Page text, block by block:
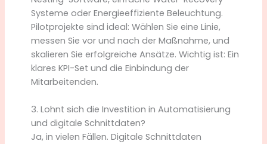
Systeme oder Energieeffiziente Beleuchtung.
Pilotprojekte sind ideal: Wählen Sie eine Linie,
messen Sie vor und nach der Maßnahme, und
skalieren Sie erfolgreiche Ansätze. Wichtig ist: Ein
klares KPI-Set und die Einbindung der
Mitarbeitenden.
3. Lohnt sich die Investition in Automatisierung
und digitale Schnittdaten?
Ja, in vielen Fällen. Digitale Schnittdaten